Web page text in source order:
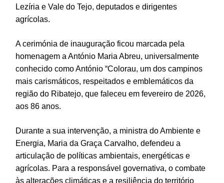
Lezíria e Vale do Tejo, deputados e dirigentes
agrícolas.
A cerimónia de inauguração ficou marcada pela
homenagem a António Maria Abreu, universalmente
conhecido como António “Colorau, um dos campinos
mais carismáticos, respeitados e emblemáticos da
região do Ribatejo, que faleceu em fevereiro de 2026,
aos 86 anos.
Durante a sua intervenção, a ministra do Ambiente e
Energia, Maria da Graça Carvalho, defendeu a
articulação de políticas ambientais, energéticas e
agrícolas. Para a responsável governativa, o combate
às alterações climáticas e a resiliência do território